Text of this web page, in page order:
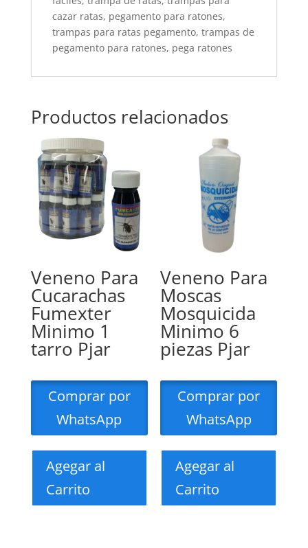
cazar ratas, pegamento para ratones,
trampas para ratas pegamento, trampas de
pegamento para ratones, pega ratones
Productos relacionados
Veneno Para
Cucarachas
Fumexter
Minimo 1
tarro Pjar
Comprar por
WhatsApp
Agegar al
Carrito
Veneno Para
Moscas
Mosquicida
Minimo 6
piezas Pjar
Comprar por
WhatsApp
Agegar al
Carrito